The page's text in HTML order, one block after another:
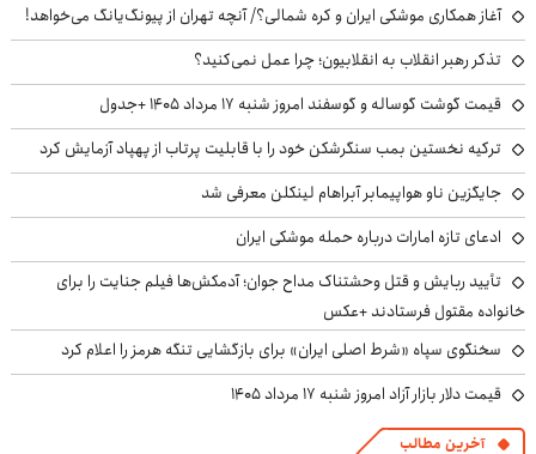
آغاز همکاری موشکی ایران و کره شمالی؟/ آنچه تهران از پیونگ‌یانگ می‌خواهد!
تذکر رهبر انقلاب به انقلابیون؛ چرا عمل نمی‌کنید؟
قیمت گوشت گوساله و گوسفند امروز شنبه ۱۷ مرداد ۱۴۰۵ +جدول
ترکیه نخستین بمب سنگرشکن خود را با قابلیت پرتاب از پهپاد آزمایش کرد
جایگزین ناو هواپیمابر آبراهام لینکلن معرفی شد
ادعای تازه امارات درباره حمله موشکی ایران
تأیید ربایش و قتل وحشتناک مداح جوان؛ آدمکش‌ها فیلم جنایت را برای
خانواده مقتول فرستادند +عکس
سخنگوی سپاه «شرط اصلی ایران» برای بازگشایی تنگه هرمز را اعلام کرد
قیمت دلار بازار آزاد امروز شنبه ۱۷ مرداد ۱۴۰۵
آخرین مطالب